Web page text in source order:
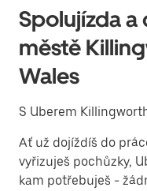
Spolujízda a
městě
Wales
S Uberem
Ať už dojíždíš do
vyřizuješ pochůzky,
kam potřebuješ -